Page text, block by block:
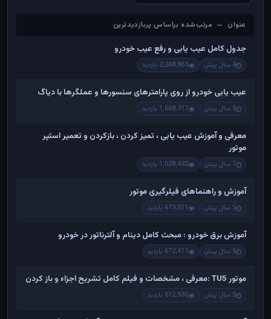
عنوان — مرتب‌شده براساس پربازدیدترین
عنوان — مرتب‌شده براساس پربازدیدترین
جدول کامل عیب یابی و رفع عیب خودرو
4 سال پیش 2,248,863 بازدید
عیب یابی خودرو از روی پارامترهای سنسورها و عملگرها با دیاگ
5 سال پیش 1,668,317 بازدید
معرفی و آموزش عیب یابی ، تمیز کردن ، بازکردن و تعمیر استپر
موتور
7 سال پیش 1,028,482 بازدید
آموزش و راهنماهای فیلرگیری موتور
5 سال پیش 673,511 بازدید
آموزش برق خودرو : مبحث کامل دینام و آلترناتور در خودرو
5 سال پیش 672,417 بازدید
موتور TU5 :معرفی ، مشخصات و فیلم کامل تشریح اجزاء و باز کردن
5 سال پیش 612,935 بازدید